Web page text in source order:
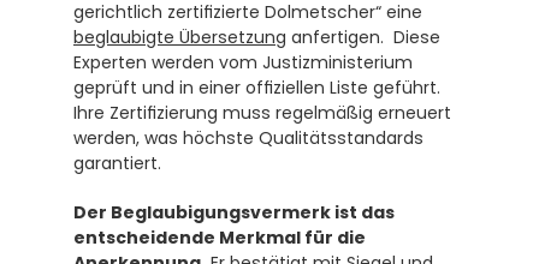
beglaubigte Übersetzung anfertigen.  Diese
Experten werden vom Justizministerium
geprüft und in einer offiziellen Liste geführt.
Ihre Zertifizierung muss regelmäßig erneuert
werden, was höchste Qualitätsstandards
garantiert.
Der Beglaubigungsvermerk ist das
entscheidende Merkmal für die